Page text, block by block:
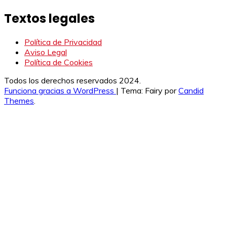
Textos legales
Política de Privacidad
Aviso Legal
Política de Cookies
Todos los derechos reservados 2024.
Funciona gracias a WordPress | Tema: Fairy porCandid
Themes.